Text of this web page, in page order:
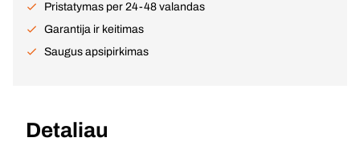
Pristatymas per 24-48 valandas
Garantija ir keitimas
Saugus apsipirkimas
Detaliau